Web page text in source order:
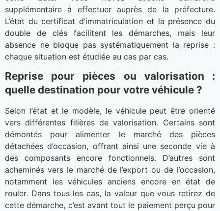
supplémentaire à effectuer auprès de la préfecture.
L’état du certificat d’immatriculation et la présence du
double de clés facilitent les démarches, mais leur
absence ne bloque pas systématiquement la reprise :
chaque situation est étudiée au cas par cas.
Reprise pour pièces ou valorisation :
quelle destination pour votre véhicule ?
Selon l’état et le modèle, le véhicule peut être orienté
vers différentes filières de valorisation. Certains sont
démontés pour alimenter le marché des pièces
détachées d’occasion, offrant ainsi une seconde vie à
des composants encore fonctionnels. D’autres sont
acheminés vers le marché de l’export ou de l’occasion,
notamment les véhicules anciens encore en état de
rouler. Dans tous les cas, la valeur que vous retirez de
cette démarche, c’est avant tout le paiement perçu pour